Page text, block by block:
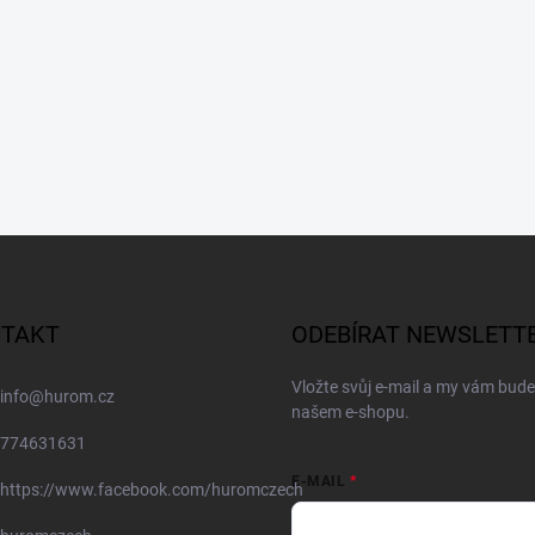
info@hurom.cz
774631631
https://www.facebook.com/huromczech
ODEBÍRAT
Vložte svůj e-mail a my vám
našem e-shopu.
E-MAIL